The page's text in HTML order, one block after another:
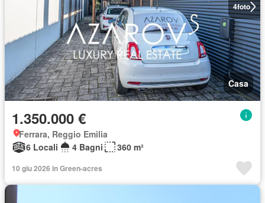
4foto
Casa
1.350.000 €
Ferrara, Reggio Emilia
6 Locali
4 Bagni 360 m²
10 giu 2026 in Green-acres